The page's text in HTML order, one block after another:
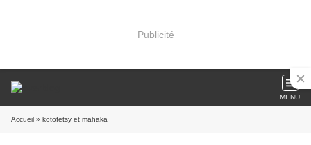
Publicité
MENU
Accueil » kotofetsy et mahaka